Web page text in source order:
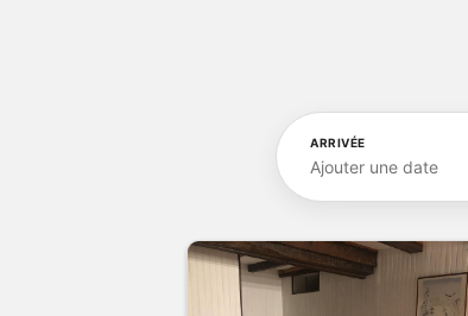
ARRIVÉE
Ajouter une date